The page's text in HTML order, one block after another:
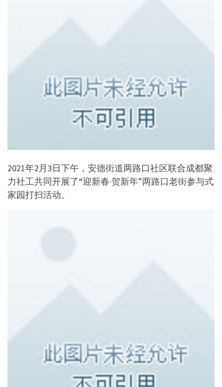
2021年2月3日下午，安德街道两路口社区联合成都聚
力社工共同开展了“迎新春·贺新年”两路口老街参与式
家园打扫活动。